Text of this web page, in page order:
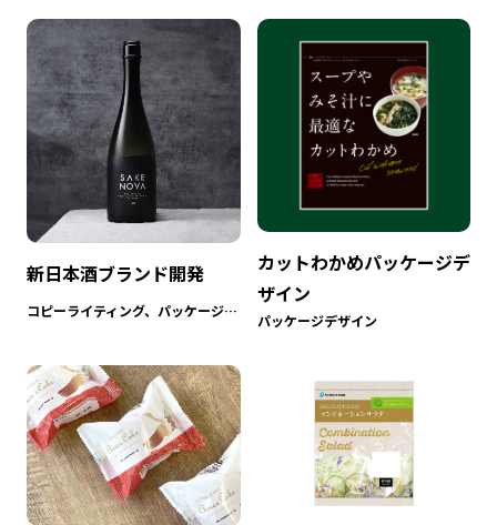
新日本酒ブランド開発
コピーライティング、パッケージデザイン
カットわかめパッケージデ
ザイン
パッケージデザイン